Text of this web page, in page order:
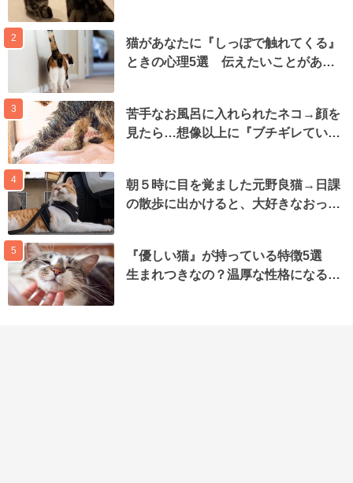
2
猫があなたに『しっぽで触れてくる』
ときの心理5選 伝えたいことがあ…
3
苦手なお風呂に入れられたネコ→顔を
見たら…想像以上に『ブチギレてい…
4
朝５時に目を覚ました元野良猫→日課
の散歩に出かけると、大好きなおっ…
5
『優しい猫』が持っている特徴5選
生まれつきなの？温厚な性格になる…